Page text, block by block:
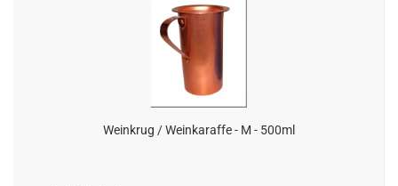
Weinkrug / Weinkaraffe - M - 500ml